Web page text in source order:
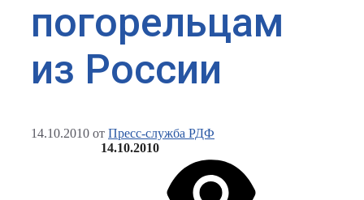
погорельцам
из России
14.10.2010 от Пресс-служба РДФ
14.10.2010